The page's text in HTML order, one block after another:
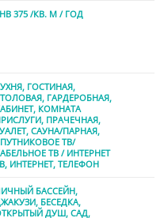
375 /КВ. М / ГОД
ГОСТИНАЯ
ГАРДЕРОБНАЯ
КОМНАТА
ПРАЧЕЧНАЯ
САУНА/ПАРНАЯ
ТВ/
ТВ / ИНТЕРНЕТ
ИНТЕРНЕТ ТЕЛЕФОН
БАССЕЙН
БЕСЕДКА
ДУШ САД